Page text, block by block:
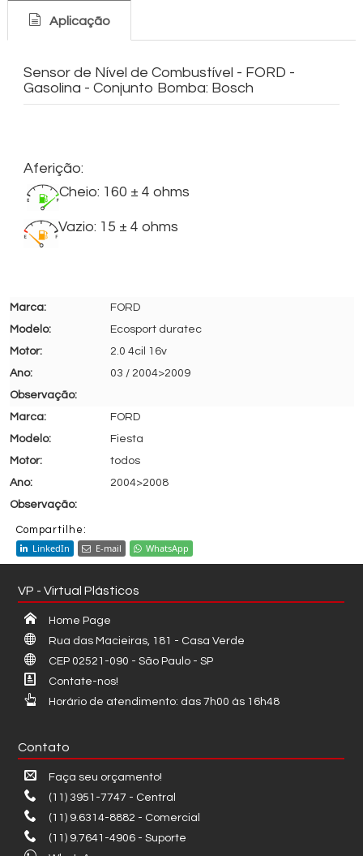
Aplicação
Sensor de Nível de Combustível - FORD -
Gasolina - Conjunto Bomba: Bosch
Aferição:
Cheio: 160 ± 4 ohms
Vazio: 15 ± 4 ohms
FORD
Ecosport duratec
2.0 4cil 16v
03 / 2004>2009
FORD
Fiesta
todos
2004>2008
Compartilhe:
LinkedIn E-mail WhatsApp
VP - Virtual Plásticos
Home Page
Rua das Macieiras, 181 - Casa Verde
CEP 02521-090 - São Paulo - SP
Contate-nos!
Horário de atendimento: das 7h00 às 16h48
Contato
Faça seu orçamento!
(11) 3951-7747 - Central
(11) 9.6314-8882 - Comercial
(11) 9.7641-4906 - Suporte